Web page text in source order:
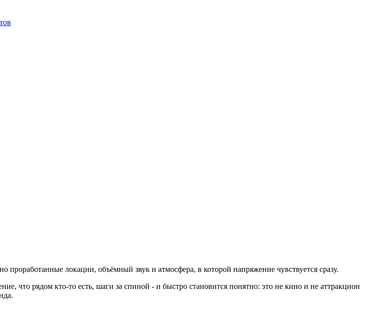
проработанные локации, объёмный звук и атмосфера, в которой напряжение чувствуется сразу.
что рядом кто-то есть, шаги за спиной - и быстро становится понятно: это не кино и не аттракцион